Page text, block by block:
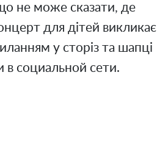
не може сказати, де
для дітей викликає
у сторіз та шапці
в социальной сети.